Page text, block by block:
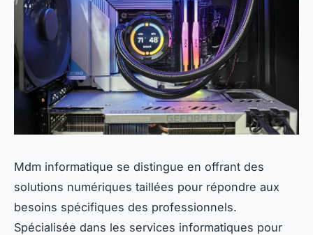
Mdm informatique se distingue en offrant des
solutions numériques taillées pour répondre aux
besoins spécifiques des professionnels.
Spécialisée dans les services informatiques pour